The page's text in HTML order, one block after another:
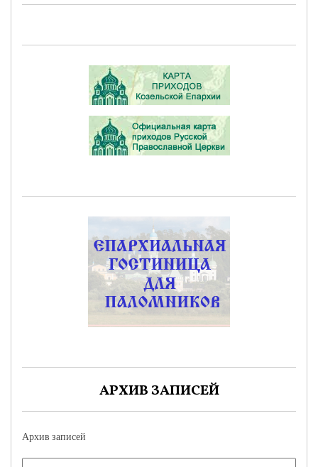
АРХИВ ЗАПИСЕЙ
Архив записей